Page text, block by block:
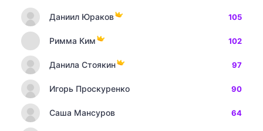
Даниил Юраков 105
Римма Ким 102
Данила Стоякин 97
Игорь Проскуренко 90
Саша Мансуров 64